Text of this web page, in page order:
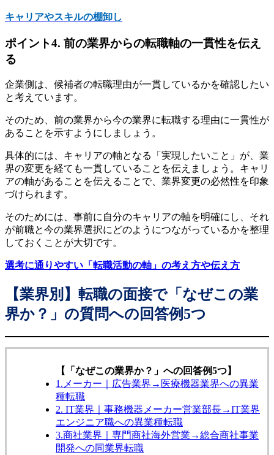
キャリアやスキルの棚卸し
ポイント4. 前の業界からの転職軸の一貫性を伝え
る
企業側は、候補者の転職理由が一貫しているかを確認したい
と考えています。
そのため、前の業界から今の業界に転職する理由に一貫性が
あることを示すようにしましょう。
具体的には、キャリアの軸となる「実現したいこと」が、業
界の変更を経ても一貫していることを伝えましょう。キャリ
アの軸があることを伝えることで、業界変更の必然性を印象
づけられます。
そのためには、事前に自分のキャリアの軸を明確にし、それ
が前職と今の業界選択にどのようにつながっているかを整理
しておくことが大切です。
選考に通りやすい「転職活動の軸」の考え方や伝え方
【業界別】転職の面接で「なぜこの業
界か？」の質問への回答例5つ
【「なぜこの業界か？」への回答例5つ】
1.メーカー｜広告業界→医療機器業界への異業
種転職
2. IT業界｜事務機器メーカー営業部長→IT業界
エンジニア職への異業種転職
3.商社業界｜専門商社海外営業→総合商社事業
開発への同業界転職